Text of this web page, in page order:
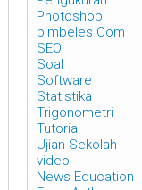
Photoshop
bimbeles Com
SEO
Soal
Software
Statistika
Trigonometri
Tutorial
Ujian Sekolah
video
News Education